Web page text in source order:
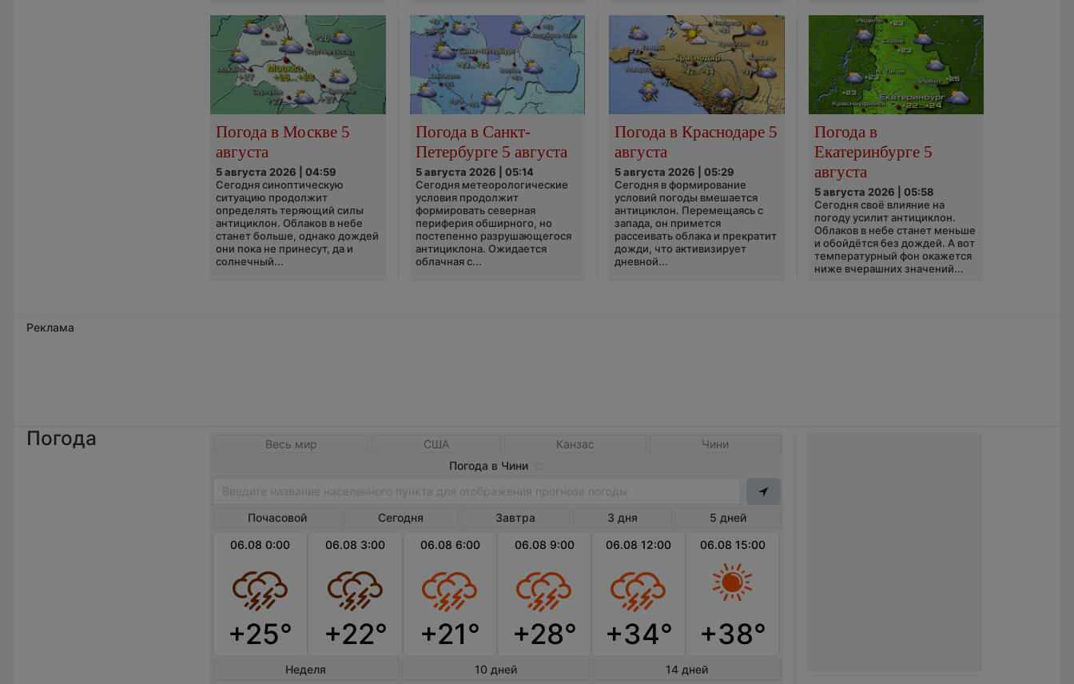
Погода в Москве 5
августа
5 августа 2026 | 04:59
Сегодня синоптическую
ситуацию продолжит
определять теряющий силы
антициклон. Облаков в небе
станет больше, однако дождей
они пока не принесут, да и
солнечный...
Погода в Санкт-
Петербурге 5 августа
5 августа 2026 | 05:14
Сегодня метеорологические
условия продолжит
формировать северная
периферия обширного, но
постепенно разрушающегося
антициклона. Ожидается
облачная с...
Погода в Краснодаре 5
августа
5 августа 2026 | 05:29
Сегодня в формирование
условий погоды вмешается
антициклон. Перемещаясь с
запада, он примется
рассеивать облака и прекратит
дожди, что активизирует
дневной...
Погода в
Екатеринбурге 5
августа
5 августа 2026 | 05:58
Сегодня своё влияние на
погоду усилит антициклон.
Облаков в небе станет меньше
и обойдётся без дождей. А вот
температурный фон окажется
ниже вчерашних значений...
Реклама
Погода Весь мир США Канзас
Чини
Погода в Чини
Почасовой Сегодня Завтра 3 дня
5 дней
06.08 0:00
+25°
06.08 3:00
+22°
06.08 6:00
+21°
06.08 9:00
+28°
06.08 12:00
+34°
06.08 15:00
+38°
Неделя 10 дней 14 дней